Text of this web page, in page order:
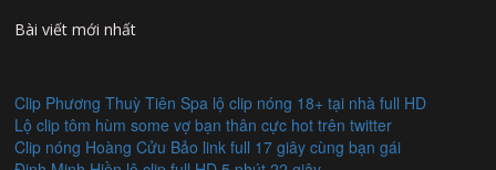
Bài viết mới nhất
Clip Phương Thuỳ Tiên Spa lộ clip nóng 18+ tại nhà full HD
Lộ clip tôm hùm some vợ bạn thân cực hot trên twitter
Clip nóng Hoàng Cửu Bảo link full 17 giây cùng bạn gái